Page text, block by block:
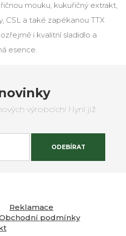
mouku, kukuřičný extrakt,
CSL a také zapékanou TTX
i kvalitní sladidlo a
esence.
výrobcích! Nyní již
ODEBÍRAT
Reklamace
podmínky